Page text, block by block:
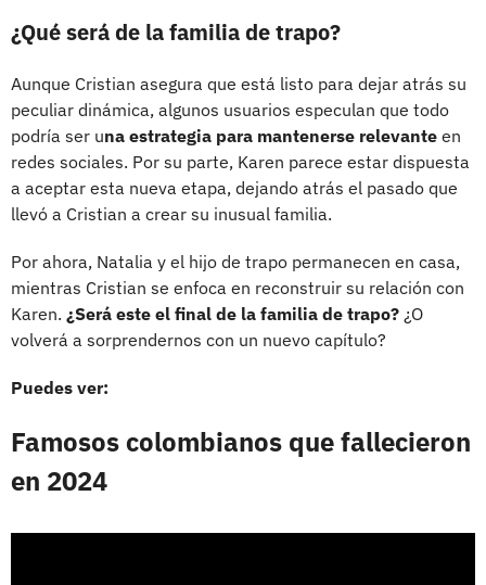
¿Qué será de la familia de trapo?
Aunque Cristian asegura que está listo para dejar atrás su
peculiar dinámica, algunos usuarios especulan que todo
podría ser una estrategia para mantenerse relevante en
redes sociales. Por su parte, Karen parece estar dispuesta
a aceptar esta nueva etapa, dejando atrás el pasado que
llevó a Cristian a crear su inusual familia.
Por ahora, Natalia y el hijo de trapo permanecen en casa,
mientras Cristian se enfoca en reconstruir su relación con
Karen. ¿Será este el final de la familia de trapo? ¿O
volverá a sorprendernos con un nuevo capítulo?
Puedes ver:
Famosos colombianos que fallecieron
en 2024